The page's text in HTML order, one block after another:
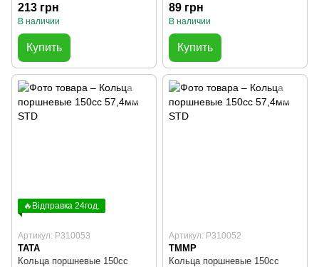
213 грн
В наличии
Купить
89 грн
В наличии
Купить
🔥Відправка 24год.
Артикул: P310053
TATA
Кольца поршневые 150cc
Артикул: P310052
TMMP
Кольца поршневые 150cc